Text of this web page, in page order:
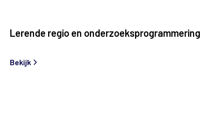
Lerende regio en onderzoeksprogrammering
Bekijk